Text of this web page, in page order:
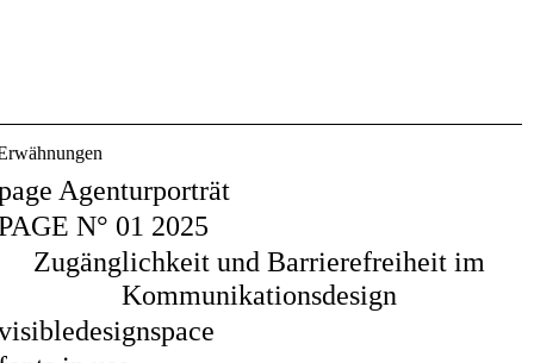
Agenturporträt
N° 01 2025
Zugänglichkeit und Barrierefreiheit im
Kommunikationsdesign